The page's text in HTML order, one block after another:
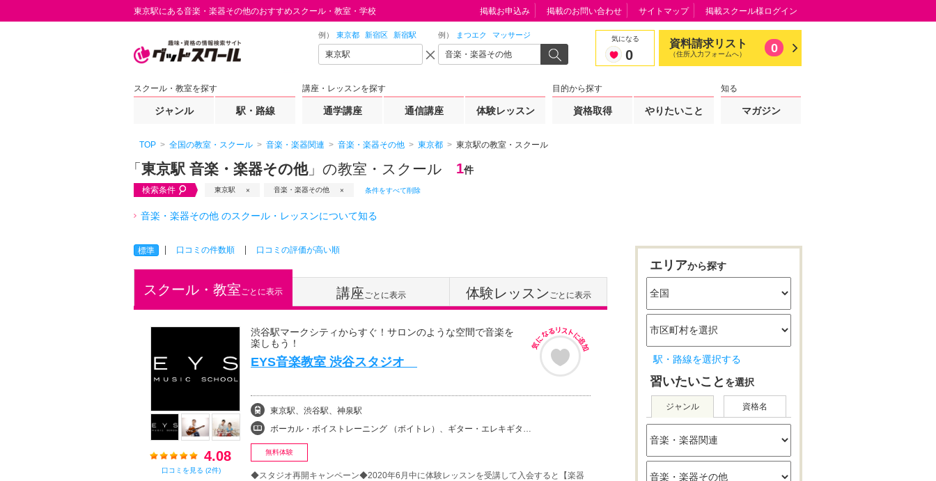
東京駅にある音楽・楽器その他のおすすめスクール・教室・学校
例） 東京都 新宿区 新宿駅 例） まつエク マッサージ 気になる
0
資料請求リスト
（住所入力フォームへ） 0
スクール・教室を探す
ジャンル 駅・路線
講座・レッスンを探す
通学講座 通信講座 体験レッスン
目的から探す
資格取得 やりたいこと
知る
マガジン
掲載お申込み 掲載のお問い合わせ サイトマップ 掲載スクール様ログイン
TOP 全国の教室・スクール 音楽・楽器関連 音楽・楽器その他 東京都 東京駅の教室・スクール
「 東京駅 音楽・楽器その他」の教室・スクール 1件
検索条件 東京駅 音楽・楽器その他 条件をすべて削除
音楽・楽器その他 のスクール・レッスンについて知る
標準 口コミの件数順 口コミの評価が高い順
スクール・教室ごとに表示 講座ごとに表示 体験レッスンごとに表示
4.08
口コミを見る (2件)
渋谷駅マークシティからすぐ！サロンのような空間で音楽を
楽しもう！
EYS音楽教室 渋谷スタジオ
東京駅、渋谷駅、神泉駅
ボーカル・ボイストレーニング （ボイトレ）、ギター・エレキギター、バイオリン、ウクレレ、ベース、チェロ、ウッドベース、ビ…
無料体験
◆スタジオ再開キャンペーン◆2020年6月中に体験レッスンを受講して入会すると【楽器
エリアから探す
駅・路線を選択する
習いたいこと を選択
ジャンル 資格名